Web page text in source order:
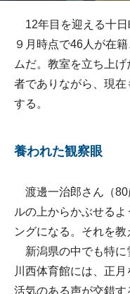
12年目を迎える十日
９月時点で46人が在
ムだ。教室を立ち上
者でありながら、現
する。
養われた観察眼
渡邊一治郎さん（80
ルの上からかぶせる
ングになる。それを教
新潟県の中でも特に
川西体育館には、正
活気のある声が交錯す